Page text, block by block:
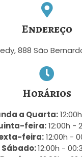
Endereço
888 São
Horários
a Quarta:
feira:12:00h -
feira:12:00h -
Sábado:12:00h -